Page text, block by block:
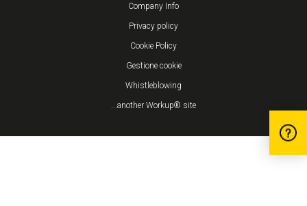
Company Info
Privacy policy
Cookie Policy
Gestione cookie
Whistleblowing
...another Workup® site